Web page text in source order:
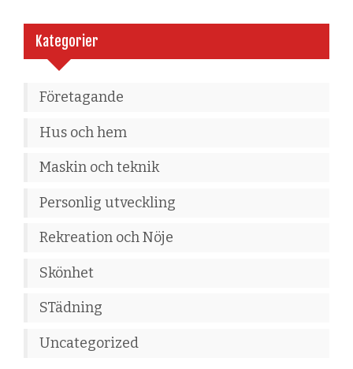
Kategorier
Företagande
Hus och hem
Maskin och teknik
Personlig utveckling
Rekreation och Nöje
Skönhet
STädning
Uncategorized